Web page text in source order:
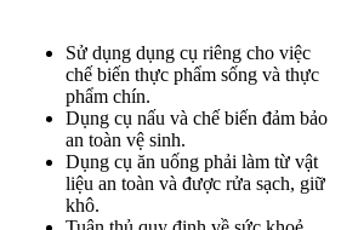
Sử dụng dụng cụ riêng cho việc
chế biến thực phẩm sống và thực
phẩm chín.
Dụng cụ nấu và chế biến đảm bảo
an toàn vệ sinh.
Dụng cụ ăn uống phải làm từ vật
liệu an toàn và được rửa sạch, giữ
khô.